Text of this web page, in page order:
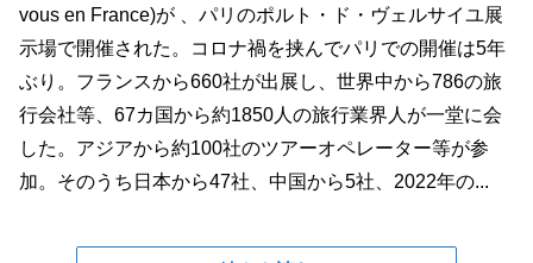
vous en France)が 、パリのポルト・ド・ヴェルサイユ展
示場で開催された。コロナ禍を挟んでパリでの開催は5年
ぶり。フランスから660社が出展し、世界中から786の旅
行会社等、67カ国から約1850人の旅行業界人が一堂に会
した。アジアから約100社のツアーオペレーター等が参
加。そのうち日本から47社、中国から5社、2022年の...